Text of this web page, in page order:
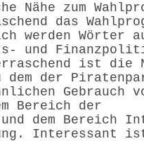
Nähe zum
das
werden Wörter
und
ist die
dem der
Gebrauch
Bereich der
dem Bereich
Interessant ist